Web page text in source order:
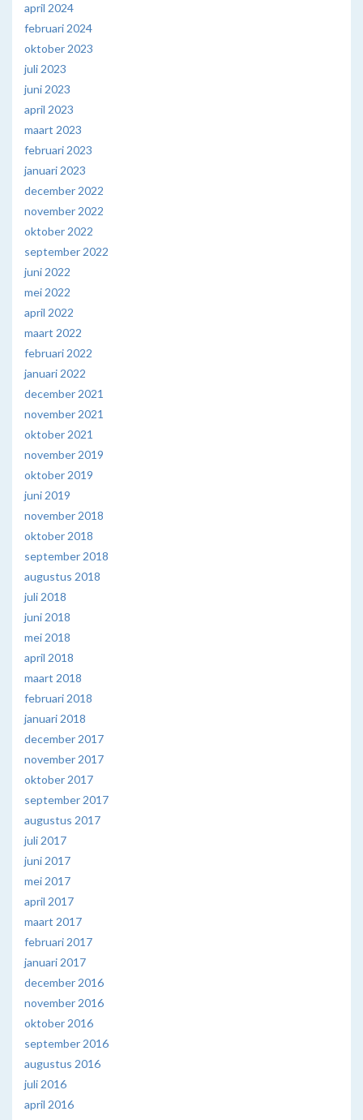
april 2024
februari 2024
oktober 2023
juli 2023
juni 2023
april 2023
maart 2023
februari 2023
januari 2023
december 2022
november 2022
oktober 2022
september 2022
juni 2022
mei 2022
april 2022
maart 2022
februari 2022
januari 2022
december 2021
november 2021
oktober 2021
november 2019
oktober 2019
juni 2019
november 2018
oktober 2018
september 2018
augustus 2018
juli 2018
juni 2018
mei 2018
april 2018
maart 2018
februari 2018
januari 2018
december 2017
november 2017
oktober 2017
september 2017
augustus 2017
juli 2017
juni 2017
mei 2017
april 2017
maart 2017
februari 2017
januari 2017
december 2016
november 2016
oktober 2016
september 2016
augustus 2016
juli 2016
april 2016